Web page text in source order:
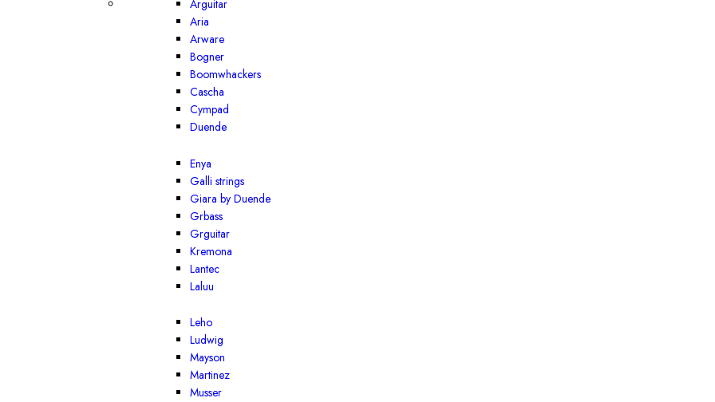
Arguitar
Aria
Arware
Bogner
Boomwhackers
Cascha
Cympad
Duende
Enya
Galli strings
Giara by Duende
Grbass
Grguitar
Kremona
Lantec
Laluu
Leho
Ludwig
Mayson
Martinez
Musser